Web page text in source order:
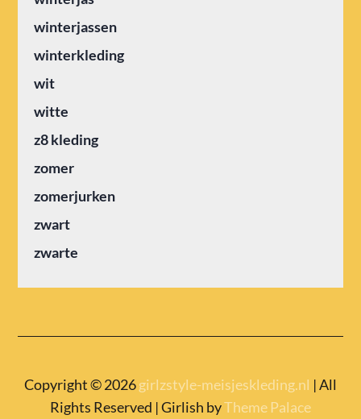
winterjassen
winterkleding
wit
witte
z8 kleding
zomer
zomerjurken
zwart
zwarte
Copyright © 2026girlzstyle-meisjeskleding.nl | All
Rights Reserved | Girlish byTheme Palace